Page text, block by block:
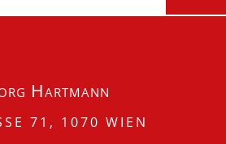
Hartmann
71, 1070 WIEN